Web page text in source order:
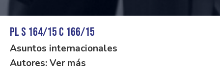
PL S 164/15 C 166/15
Asuntos internacionales
Autores: Ver más